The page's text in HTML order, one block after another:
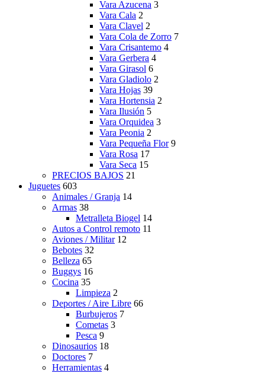
Vara Azucena 3
Vara Cala 2
Vara Clavel 2
Vara Cola de Zorro 7
Vara Crisantemo 4
Vara Gerbera 4
Vara Girasol 6
Vara Gladiolo 2
Vara Hojas 39
Vara Hortensia 2
Vara Ilusión 5
Vara Orquidea 3
Vara Peonia 2
Vara Pequeña Flor 9
Vara Rosa 17
Vara Seca 15
PRECIOS BAJOS 21
Juguetes 603
Animales / Granja 14
Armas 38
Metralleta Biogel 14
Autos a Control remoto 11
Aviones / Militar 12
Bebotes 32
Belleza 65
Buggys 16
Cocina 35
Limpieza 2
Deportes / Aire Libre 66
Burbujeros 7
Cometas 3
Pesca 9
Dinosaurios 18
Doctores 7
Herramientas 4